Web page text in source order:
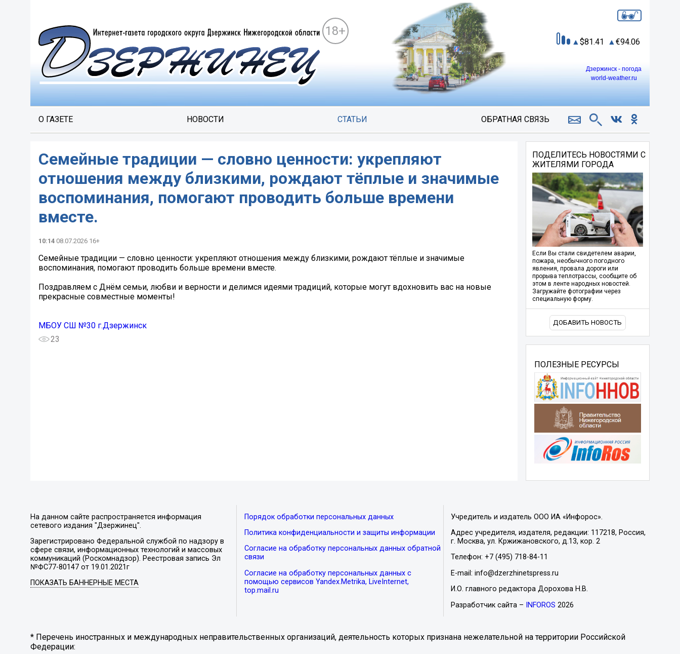
18+
81.41 94.06
Дзержинск - погода
world-weather.ru
О ГАЗЕТЕ НОВОСТИ СТАТЬИ ОБРАТНАЯ СВЯЗЬ
Семейные традиции — словно ценности: укрепляют
отношения между близкими, рождают тёплые и значимые
воспоминания, помогают проводить больше времени
вместе.
10:14 08.07.2026 16+
Семейные традиции — словно ценности: укрепляют отношения между близкими, рождают тёплые и значимые
воспоминания, помогают проводить больше времени вместе.
Поздравляем с Днём семьи, любви и верности и делимся идеями традиций, которые могут вдохновить вас на новые
прекрасные совместные моменты!
МБОУ СШ №30 г.Дзержинск
23
ПОДЕЛИТЕСЬ НОВОСТЯМИ С
ЖИТЕЛЯМИ ГОРОДА
Если Вы стали свидетелем аварии,
пожара, необычного погодного
явления, провала дороги или
прорыва теплотрассы, сообщите об
этом в ленте народных новостей.
Загружайте фотографии через
специальную форму.
ДОБАВИТЬ НОВОСТЬ
ПОЛЕЗНЫЕ РЕСУРСЫ
На данном сайте распространяется информация
сетевого издания "Дзержинец".
Зарегистрировано Федеральной службой по надзору в
сфере связи, информационных технологий и массовых
коммуникаций (Роскомнадзор). Реестровая запись Эл
№ФС77-80147 от 19.01.2021г
ПОКАЗАТЬ БАННЕРНЫЕ МЕСТА
Порядок обработки персональных данных
Политика конфиденциальности и защиты информации
Согласие на обработку персональных данных обратной
связи
Согласие на обработку персональных данных с
помощью сервисов Yandex.Metrika, LiveInternet,
top.mail.ru
Учредитель и издатель ООО ИА «Инфорос».
Адрес учредителя, издателя, редакции: 117218, Россия,
г. Москва, ул. Кржижановского, д.13, кор. 2
Телефон: +7 (495) 718-84-11
E-mail: info@dzerzhinetspress.ru
И.О. главного редактора Дорохова Н.В.
Разработчик сайта –
INFOROS 2026
* Перечень иностранных и международных неправительственных организаций, деятельность которых признана нежелательной на территории Российской
Федерации: